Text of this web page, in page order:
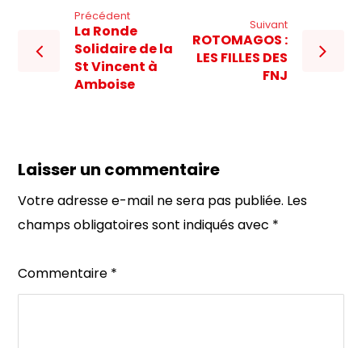
Précédent
La Ronde
Solidaire de la
St Vincent à
Amboise
Suivant
ROTOMAGOS :
LES FILLES DES
FNJ
Laisser un commentaire
Votre adresse e-mail ne sera pas publiée. Les
champs obligatoires sont indiqués avec *
Commentaire *